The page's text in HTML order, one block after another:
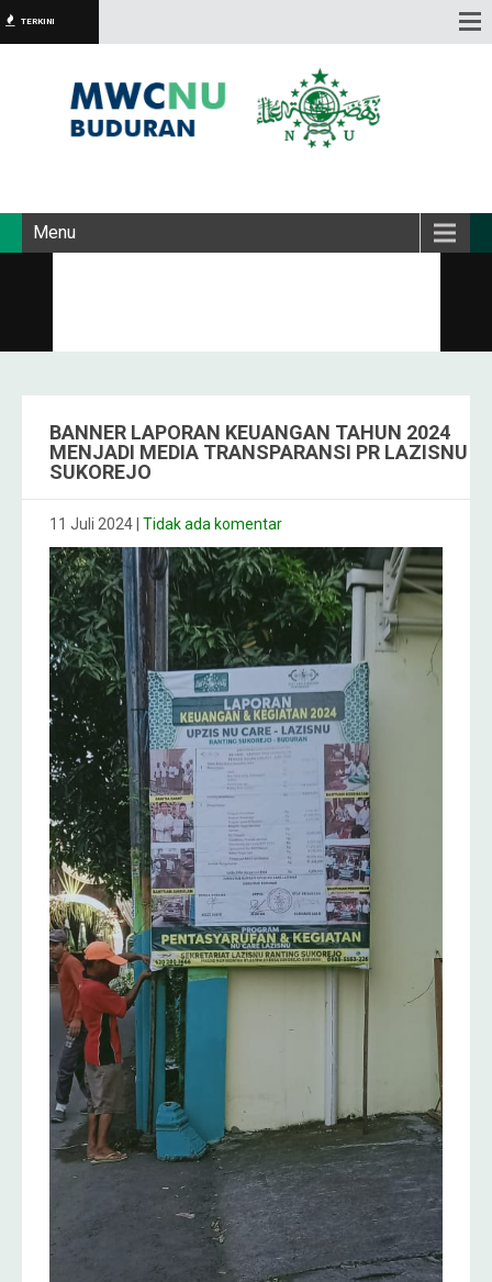
TERKINI
Menu
BANNER LAPORAN KEUANGAN TAHUN 2024
MENJADI MEDIA TRANSPARANSI PR LAZISNU
SUKOREJO
11 Juli 2024 Tidak ada komentar